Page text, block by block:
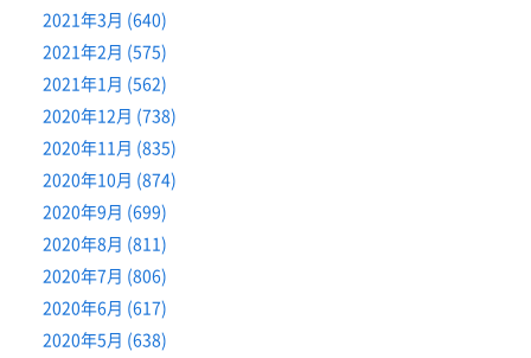
2021年3月 (640)
2021年2月 (575)
2021年1月 (562)
2020年12月 (738)
2020年11月 (835)
2020年10月 (874)
2020年9月 (699)
2020年8月 (811)
2020年7月 (806)
2020年6月 (617)
2020年5月 (638)